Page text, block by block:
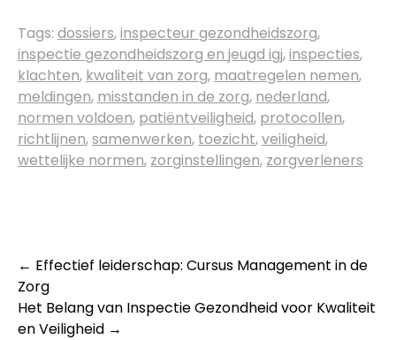
Tags: dossiers,inspecteur gezondheidszorg,
inspectie gezondheidszorg en jeugd igj,inspecties,
klachten, kwaliteit van zorg, maatregelen nemen,
meldingen, misstanden in de zorg, nederland,
normen voldoen, patiëntveiligheid, protocollen,
richtlijnen,samenwerken, toezicht,veiligheid,
wettelijke normen, zorginstellingen, zorgverleners
Post
navigation
← Effectief leiderschap: Cursus Management in de
Zorg
Het Belang van Inspectie Gezondheid voor Kwaliteit
en Veiligheid →